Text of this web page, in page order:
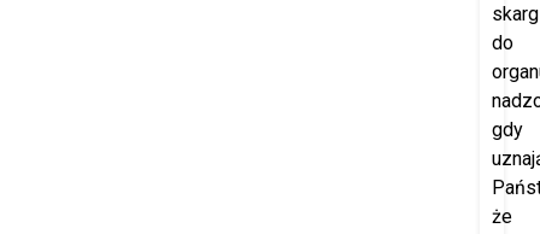
do
gdy
że